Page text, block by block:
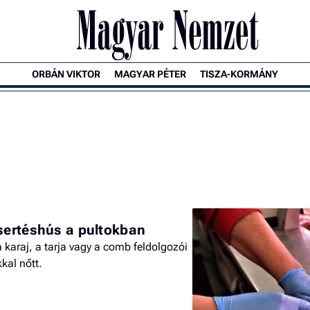
ORBÁN VIKTOR MAGYAR PÉTER TISZA-KORMÁNY
a pultokban
a tarja vagy a comb feldolgozói
nőtt.